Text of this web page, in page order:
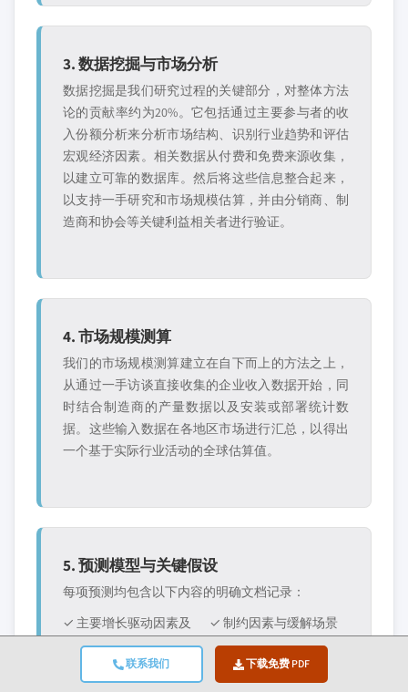
联系我们 下载免费 PDF
3. 数据挖掘与市场分析
数据挖掘是我们研究过程的关键部分，对整体方法
论的贡献率约为20%。它包括通过主要参与者的收
入份额分析来分析市场结构、识别行业趋势和评估
宏观经济因素。相关数据从付费和免费来源收集，
以建立可靠的数据库。然后将这些信息整合起来，
以支持一手研究和市场规模估算，并由分销商、制
造商和协会等关键利益相关者进行验证。
4. 市场规模测算
我们的市场规模测算建立在自下而上的方法之上，
从通过一手访谈直接收集的企业收入数据开始，同
时结合制造商的产量数据以及安装或部署统计数
据。这些输入数据在各地区市场进行汇总，以得出
一个基于实际行业活动的全球估算值。
5. 预测模型与关键假设
每项预测均包含以下内容的明确文档记录：
✓ 主要增长驱动因素及
其预期影响
✓ 制约因素与缓解场景
✓ 监管假设与政策变动 ✓ 技术普及曲线参数